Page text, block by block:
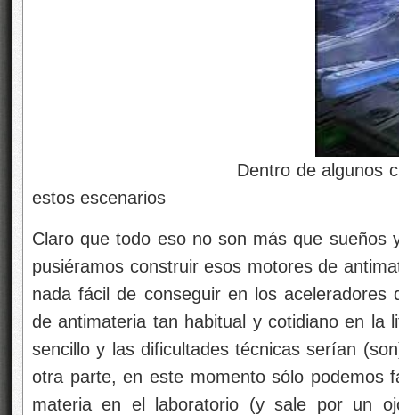
Dentro de algunos cientos de
estos escenarios
Claro que todo eso no son más que sueños
pusiéramos construir esos motores de
nada fácil de conseguir en los
de antimateria tan habitual y cotidiano en la
sencillo y las dificultades técnicas serían
otra parte, en este momento sólo podemos
materia en el laboratorio (y sale por un